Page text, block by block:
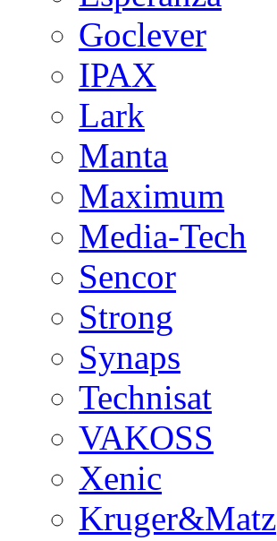
Goclever
IPAX
Lark
Manta
Maximum
Media-Tech
Sencor
Strong
Synaps
Technisat
VAKOSS
Xenic
Kruger&Matz